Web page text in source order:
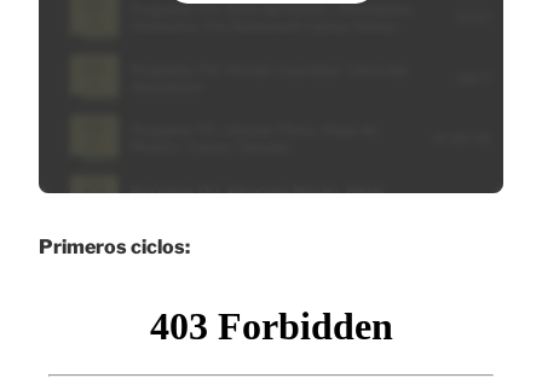
Primeros ciclos: